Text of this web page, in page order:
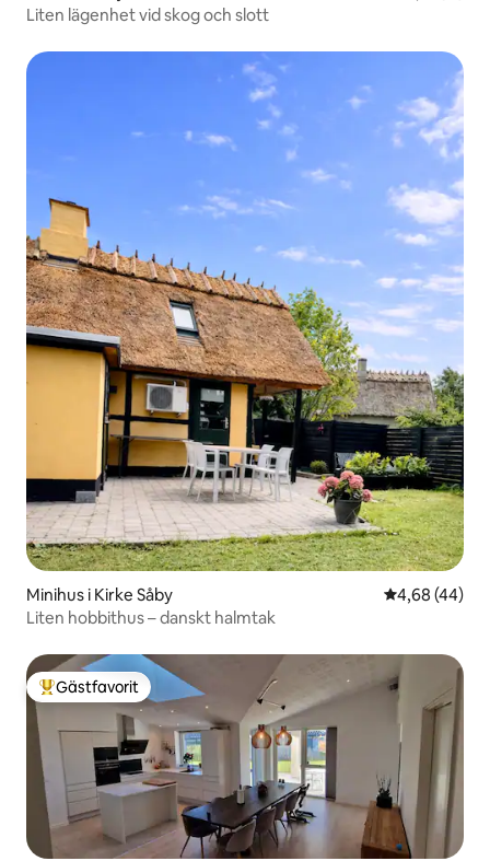
Liten lägenhet vid skog och slott
Minihus i Kirke Såby 4,68 av 5 i
4,68 (44)
Liten hobbithus – danskt halmtak
Populär gästfavorit
Gästfavorit